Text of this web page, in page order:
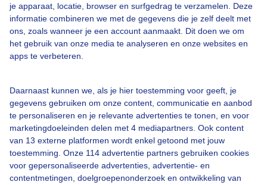
je apparaat, locatie, browser en surfgedrag te verzamelen. Deze
informatie combineren we met de gegevens die je zelf deelt met
ons, zoals wanneer je een account aanmaakt. Dit doen we om
het gebruik van onze media te analyseren en onze websites en
apps te verbeteren.
Daarnaast kunnen we, als je hier toestemming voor geeft, je
gegevens gebruiken om onze content, communicatie en aanbod
te personaliseren en je relevante advertenties te tonen, en voor
marketingdoeleinden delen met 4 mediapartners. Ook content
van 13 externe platformen wordt enkel getoond met jouw
toestemming. Onze 114 advertentie partners gebruiken cookies
voor gepersonaliseerde advertenties, advertentie- en
contentmetingen, doelgroepenonderzoek en ontwikkeling van
Bekijk slideshow
Een moment geduld aub...